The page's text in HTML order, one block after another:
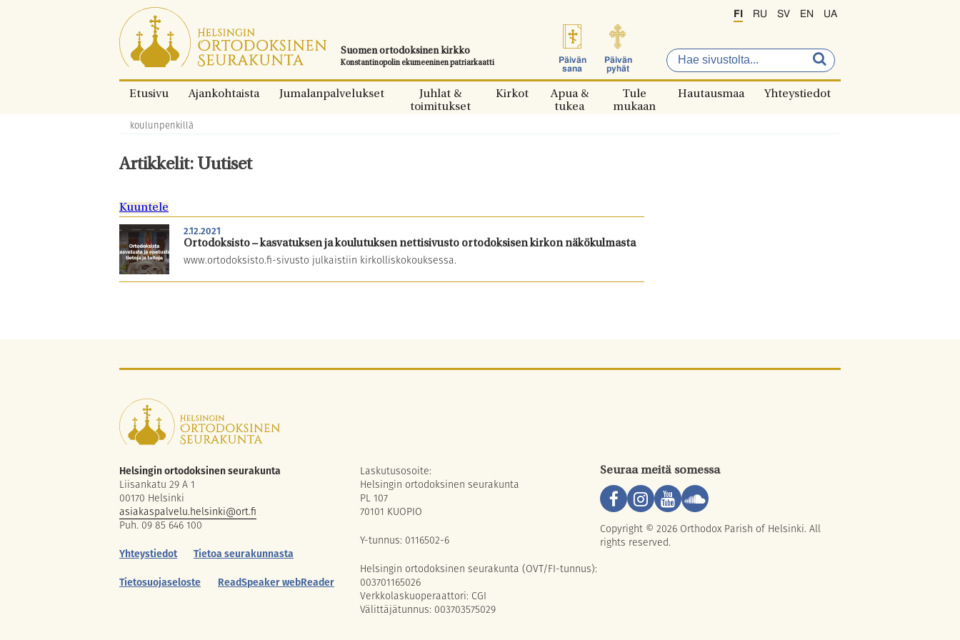
Siirry
suoraan
sisältöön.
Suomen ortodoksinen kirkko
Konstantinopolin ekumeeninen patriarkaatti
Päivän
sana
Päivän
pyhät
FI RU SV EN UA
Etusivu Ajankohtaista Jumalanpalvelukset
Juhlat &
toimitukset
Kirkot
Apua &
tukea
Tule
mukaan
Hautausmaa Yhteystiedot
Murupolku:
koulunpenkillä
Artikkelit: Uutiset
Kuuntele
2.12.2021
Ortodoksisto – kasvatuksen ja koulutuksen nettisivusto ortodoksisen kirkon näkökulmasta
www.ortodoksisto.fi-sivusto julkaistiin kirkolliskokouksessa.
Helsingin ortodoksinen seurakunta
Liisankatu 29 A 1
00170 Helsinki
asiakaspalvelu.helsinki@ort.fi
Puh. 09 85 646 100
Yhteystiedot
Tietoa seurakunnasta
Tietosuojaseloste
ReadSpeaker webReader
Laskutusosoite:
Helsingin ortodoksinen seurakunta
PL 107
70101 KUOPIO
Y-tunnus: 0116502-6
Helsingin ortodoksinen seurakunta (OVT/FI-tunnus):
003701165026
Verkkolaskuoperaattori: CGI
Välittäjätunnus: 003703575029
Seuraa meitä somessa
Copyright © 2026 Orthodox Parish of Helsinki. All
rights reserved.